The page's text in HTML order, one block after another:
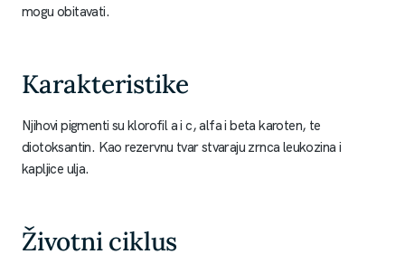
mogu obitavati.
Karakteristike
Njihovi pigmenti su klorofil a i c, alfa i beta karoten, te
diotoksantin. Kao rezervnu tvar stvaraju zrnca leukozina i
kapljice ulja.
Životni ciklus